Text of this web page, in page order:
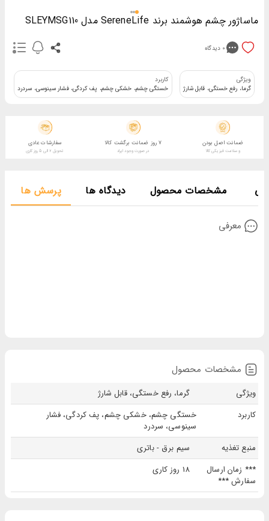
ماساژور چشم هوشمند برند SereneLife مدل SLEYMSG110
0 دیدگاه
ویژگی
گرما، رفع خستگی، قابل شارژ
کاربرد
خستگی چشم، خشکی چشم، پف کردگی، فشار سینوسی، سردرد
ضمانت اصل بودن
و سلامت فیزیکی کالا
7 روز ضمانت برگشت کالا
در صورت وجود ایراد
سفارشات عادی
تحویل 2 الی 5 روز کاری
مشخصات محصول دیدگاه ها پرسش ها
معرفی
مشخصات محصول
ویژگی
گرما، رفع خستگی، قابل شارژ
کاربرد
خستگی چشم، خشکی چشم، پف کردگی، فشار
سینوسی، سردرد
منبع تغذیه
سیم برق - باتری
*** زمان ارسال
سفارش ***
18 روز کاری